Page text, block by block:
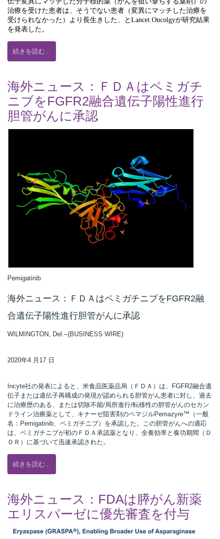
治療を受けた患者は、そうでない患者（変異にマッチした治療を
受けられなかった）より長生きした、とLancet Oncolgyが研究結果
を発表した。
続きを読む...
海外ニュース：ＦＤＡはペミガチ
ニブをFGFR2融合遺伝子陽性進行
胆管がんに承認
Pemigatinib
海外ニュース：ＦＤＡはペミガチニブをFGFR2融
合遺伝子陽性進行胆管がんに承認
WILMINGTON, Del.--(BUSINESS WIRE)
2020年4 月17 日
Incyte社の発表によると、米食品医薬品局（ＦＤＡ）は、FGFR2融合遺
伝子または遺伝子再構成の発現が認められる胆管がん患者に対し、過去
に治療歴のある、または切除不能/局所進行/転移性の胆管がんのセカン
ドライン治療薬として、キナーゼ阻害剤のペマジルPemazyre™（一般
名：Pemigatinib、ペミガチニブ）を承認した。この胆管がんへの適応
は、ペミガチニブが初のＦＤＡ承認薬となり、全奏効率と奏功期間（Ｄ
ＯＲ）に基づいて迅速承認された。
続きを読む...
海外ニュース：FDAは膵がん新薬
エリスパーゼに優先審査を付与